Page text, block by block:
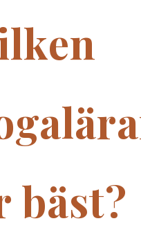
bäst?